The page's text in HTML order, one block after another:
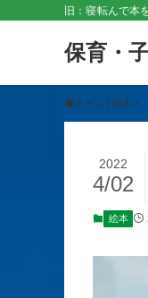
旧：寝転んで本
保育・
ホーム 絵本
2022
4/02
絵本